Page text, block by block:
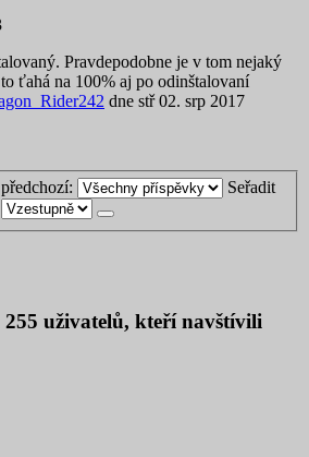
Pravdepodobne je v tom nejaký
ťahá na 100% aj po odinštalovaní
dne stř 02. srp 2017
Seřadit
255 uživatelů, kteří navštívili